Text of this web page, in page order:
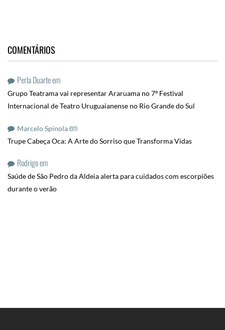
COMENTÁRIOS
Perla Duarteem
Grupo Teatrama vai representar Araruama no 7º Festival
Internacional de Teatro Uruguaianense no Rio Grande do Sul
Marcelo Spinolaem
Trupe Cabeça Oca: A Arte do Sorriso que Transforma Vidas
Rodrigoem
Saúde de São Pedro da Aldeia alerta para cuidados com escorpiões
durante o verão